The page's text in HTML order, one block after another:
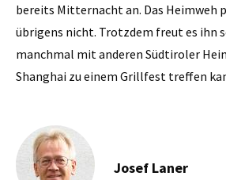
bereits Mitternacht an. Das Heimweh
übrigens nicht. Trotzdem freut es ihn
manchmal mit anderen Südtiroler
Shanghai zu einem Grillfest treffen
Josef Laner